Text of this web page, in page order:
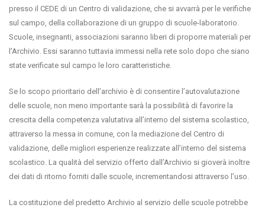
presso il CEDE di un Centro di validazione, che si avvarrà per le verifiche
sul campo, della collaborazione di un gruppo di scuole-laboratorio.
Scuole, insegnanti, associazioni saranno liberi di proporre materiali per
l’Archivio. Essi saranno tuttavia immessi nella rete solo dopo che siano
state verificate sul campo le loro caratteristiche.
Se lo scopo prioritario dell’archivio è di consentire l’autovalutazione
delle scuole, non meno importante sarà la possibilità di favorire la
crescita della competenza valutativa all’interno del sistema scolastico,
attraverso la messa in comune, con la mediazione del Centro di
validazione, delle migliori esperienze realizzate all’interno del sistema
scolastico. La qualità del servizio offerto dall’Archivio si gioverà inoltre
dei dati di ritorno forniti dalle scuole, incrementandosi attraverso l’uso.
La costituzione del predetto Archivio al servizio delle scuole potrebbe